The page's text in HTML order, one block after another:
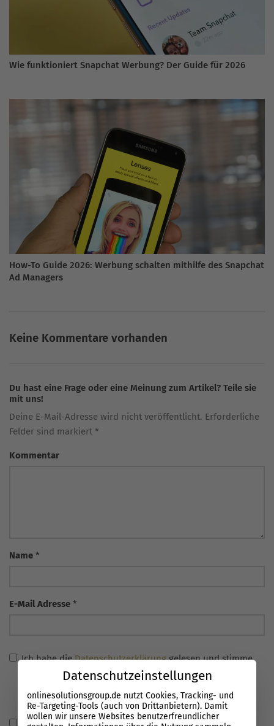
Wie funktioniert Snapchat Werbung? Der Guide für 2026
How-To Guide 2026: Werbung schalten mithilfe des Snapchat
Ad Managers
Keine Kommentare vorhanden
Du hast eine Frage oder eine Meinung zum Artikel? Teile sie
mit uns!
Deine E-Mail-Adresse wird nicht veröffentlicht. Erforderliche
Felder sind markiert *
Kommentar
Name *
E-Mail Adresse *
Ich habe dieDatenschutzerklärunggelesen und stimme
zu, dass meine Angaben verarbeitet und gespeichert
info@onlinesolutionsgroup.de jederzeit widerrufbar.
Name, E-Mail-Adresse und Website in diesem Browser
Datenschutzeinstellungen
onlinesolutionsgroup.de nutzt Cookies, Tracking- und
Re-Targeting-Tools (auch von Drittanbietern). Damit
wollen wir unsere Websites benutzerfreundlicher